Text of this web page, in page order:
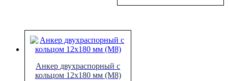
Анкер двухраспорный с
кольцом 12х180 мм (М8)